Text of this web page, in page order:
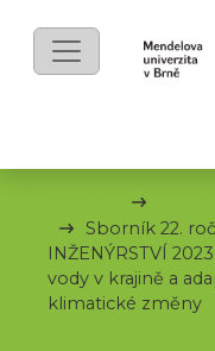
Sborník 22.
INŽENÝRSTVÍ
vody v krajině a
klimatické změny